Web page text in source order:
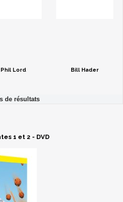
Phil Lord Bill Hader
1 et 2 - DVD